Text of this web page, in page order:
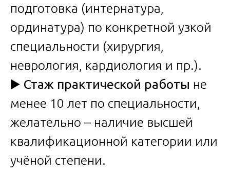
подготовка (интернатура,
ординатура) по конкретной узкой
специальности (хирургия,
неврология, кардиология и пр.).
▶️ Стаж практической работы не
менее 10 лет по специальности,
желательно – наличие высшей
квалификационной категории или
учёной степени.